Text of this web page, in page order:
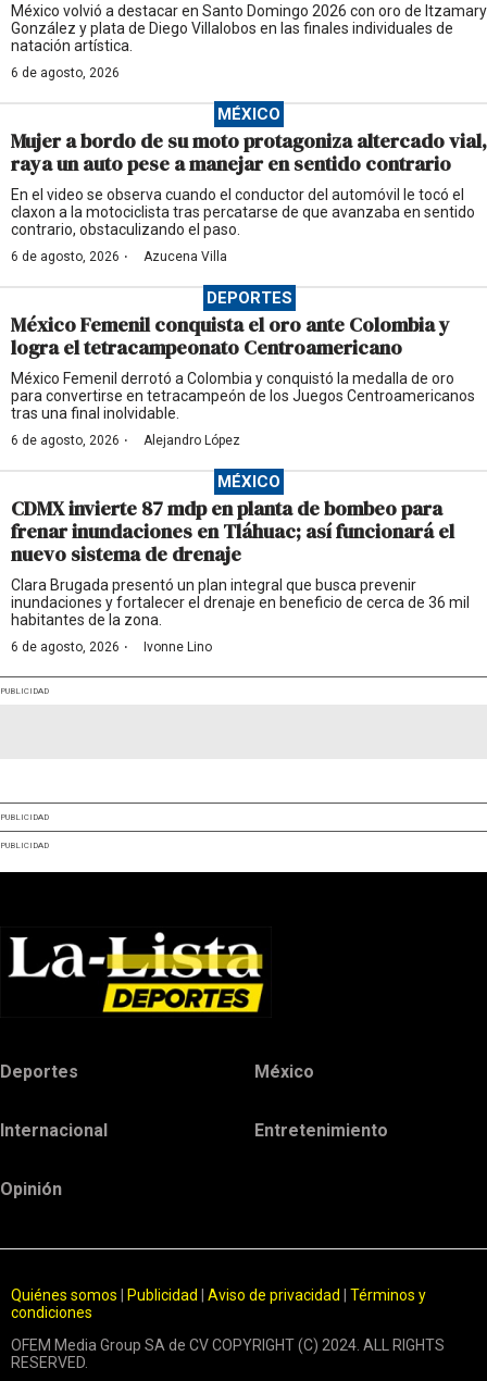
México volvió a destacar en Santo Domingo 2026 con oro de Itzamary
González y plata de Diego Villalobos en las finales individuales de
natación artística.
6 de agosto, 2026
MÉXICO
Mujer a bordo de su moto protagoniza altercado vial,
raya un auto pese a manejar en sentido contrario
En el video se observa cuando el conductor del automóvil le tocó el
claxon a la motociclista tras percatarse de que avanzaba en sentido
contrario, obstaculizando el paso.
6 de agosto, 2026 · Azucena Villa
DEPORTES
México Femenil conquista el oro ante Colombia y
logra el tetracampeonato Centroamericano
México Femenil derrotó a Colombia y conquistó la medalla de oro
para convertirse en tetracampeón de los Juegos Centroamericanos
tras una final inolvidable.
6 de agosto, 2026 · Alejandro López
MÉXICO
CDMX invierte 87 mdp en planta de bombeo para
frenar inundaciones en Tláhuac; así funcionará el
nuevo sistema de drenaje
Clara Brugada presentó un plan integral que busca prevenir
inundaciones y fortalecer el drenaje en beneficio de cerca de 36 mil
habitantes de la zona.
6 de agosto, 2026 · Ivonne Lino
PUBLICIDAD
PUBLICIDAD
PUBLICIDAD
Deportes México
Internacional Entretenimiento
Opinión
Quiénes somos Publicidad Aviso de privacidad
Términos y
condiciones
OFEM Media Group SA de CV COPYRIGHT (C) 2024. ALL RIGHTS
RESERVED.